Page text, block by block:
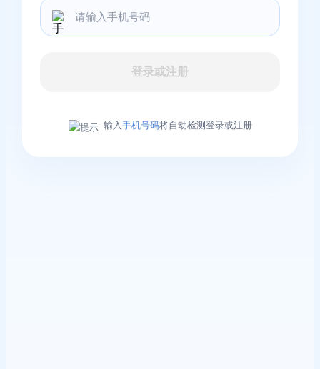
登录或注册
输入手机号码将自动检测登录或注册